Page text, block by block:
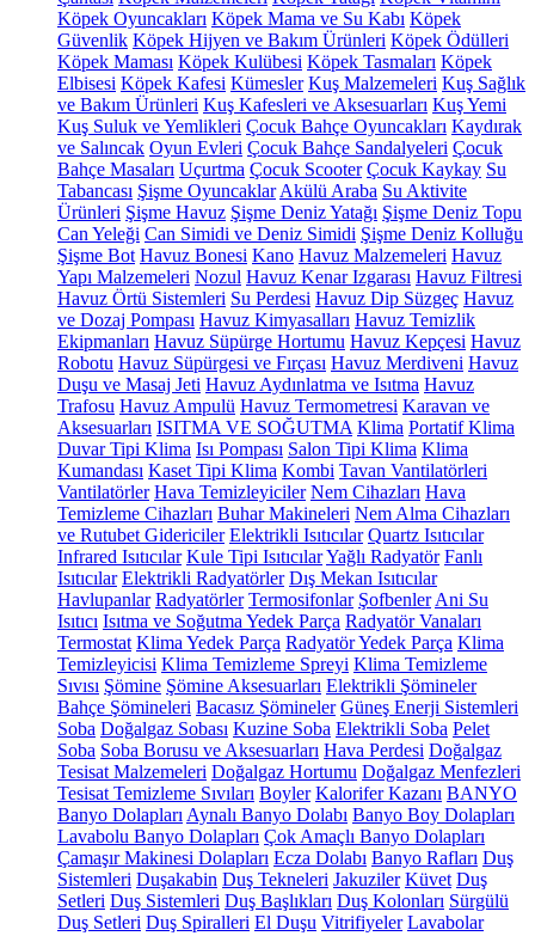
Köpek Oyuncakları Köpek Mama ve Su Kabı Köpek
Güvenlik Köpek Hijyen ve Bakım Ürünleri Köpek Ödülleri
Köpek Maması Köpek Kulübesi Köpek Tasmaları Köpek
Elbisesi Köpek Kafesi Kümesler Kuş Malzemeleri Kuş Sağlık
ve Bakım Ürünleri Kuş Kafesleri ve Aksesuarları Kuş Yemi
Kuş Suluk ve Yemlikleri Çocuk Bahçe Oyuncakları Kaydırak
ve Salıncak Oyun Evleri Çocuk Bahçe Sandalyeleri Çocuk
Bahçe Masaları Uçurtma Çocuk Scooter Çocuk Kaykay Su
Tabancası Şişme Oyuncaklar Akülü Araba Su Aktivite
Ürünleri Şişme Havuz Şişme Deniz Yatağı Şişme Deniz Topu
Can Yeleği Can Simidi ve Deniz Simidi Şişme Deniz Kolluğu
Şişme Bot Havuz Bonesi Kano Havuz Malzemeleri Havuz
Yapı Malzemeleri Nozul Havuz Kenar Izgarası Havuz Filtresi
Havuz Örtü Sistemleri Su Perdesi Havuz Dip Süzgeç Havuz
ve Dozaj Pompası Havuz Kimyasalları Havuz Temizlik
Ekipmanları Havuz Süpürge Hortumu Havuz Kepçesi Havuz
Robotu Havuz Süpürgesi ve Fırçası Havuz Merdiveni Havuz
Duşu ve Masaj Jeti Havuz Aydınlatma ve Isıtma Havuz
Trafosu Havuz Ampulü Havuz Termometresi Karavan ve
Aksesuarları ISITMA VE SOĞUTMA Klima Portatif Klima
Duvar Tipi Klima Isı Pompası Salon Tipi Klima Klima
Kumandası Kaset Tipi Klima Kombi Tavan Vantilatörleri
Vantilatörler Hava Temizleyiciler Nem Cihazları Hava
Temizleme Cihazları Buhar Makineleri Nem Alma Cihazları
ve Rutubet Gidericiler Elektrikli Isıtıcılar Quartz Isıtıcılar
Infrared Isıtıcılar Kule Tipi IsıtıcılarYağlı Radyatör Fanlı
Isıtıcılar Elektrikli Radyatörler Dış Mekan Isıtıcılar
Havlupanlar Radyatörler Termosifonlar Şofbenler Ani Su
Isıtıcı Isıtma ve Soğutma Yedek Parça Radyatör Vanaları
Termostat Klima Yedek Parça Radyatör Yedek Parça Klima
Temizleyicisi Klima Temizleme Spreyi Klima Temizleme
Sıvısı Şömine Şömine Aksesuarları Elektrikli Şömineler
Bahçe Şömineleri Bacasız Şömineler Güneş Enerji Sistemleri
Soba Doğalgaz Sobası Kuzine Soba Elektrikli Soba Pelet
Soba Soba Borusu ve Aksesuarları Hava Perdesi Doğalgaz
Tesisat Malzemeleri Doğalgaz Hortumu Doğalgaz Menfezleri
Tesisat Temizleme Sıvıları Boyler Kalorifer Kazanı BANYO
Banyo Dolapları Aynalı Banyo Dolabı Banyo Boy Dolapları
Lavabolu Banyo Dolapları Çok Amaçlı Banyo Dolapları
Çamaşır Makinesi Dolapları Ecza Dolabı Banyo Rafları Duş
Sistemleri Duşakabin Duş Tekneleri Jakuziler Küvet Duş
Setleri Duş Sistemleri Duş Başlıkları Duş Kolonları Sürgülü
Duş Setleri Duş Spiralleri El Duşu Vitrifiyeler Lavabolar